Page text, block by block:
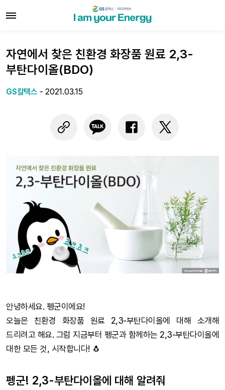
자연에서 찾은 친환경 화장품 원료 2,3-
부탄다이올(BDO)
GS칼텍스 - 2021.03.15
안녕하세요. 펭군이에요!
오늘은 친환경 화장품 원료 2,3-부탄다이올에 대해 소개해
드리려고 해요. 그럼 지금부터 펭군과 함께하는 2,3-부탄다이올에
대한 모든 것, 시작합니다! 🐧
펭군! 2,3-부탄다이올에 대해 알려줘